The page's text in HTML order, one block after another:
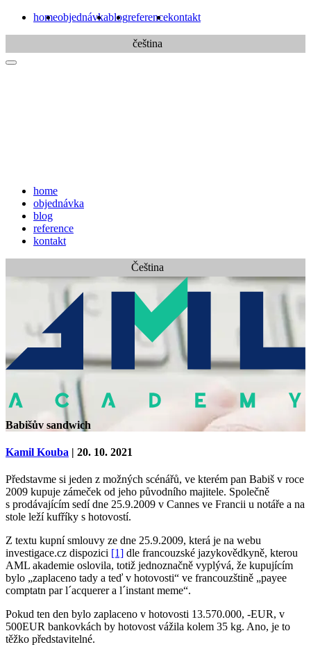
homeobjednávkablogreferencekontakt
čeština
home
objednávka
blog
reference
kontakt
Čeština
Babišův sandwich
Kamil Kouba | 20. 10. 2021
Představme si jeden z možných scénářů, ve kterém pan Babiš v roce
2009 kupuje zámeček od jeho původního majitele. Společně
s prodávajícím sedí dne 25.9.2009 v Cannes ve Francii u notáře a na
stole leží kufříky s hotovostí.
Z textu kupní smlouvy ze dne 25.9.2009, která je na webu
investigace.cz dispozici [1] dle francouzské jazykovědkyně, kterou
AML akademie oslovila, totiž jednoznačně vyplývá, že kupujícím
bylo „zaplaceno tady a teď v hotovosti“ ve francouzštině „payee
comptatn par l´acquerer a l´instant meme“.
Pokud ten den bylo zaplaceno v hotovosti 13.570.000, -EUR, v
500EUR bankovkách by hotovost vážila kolem 35 kg. Ano, je to
těžko představitelné.